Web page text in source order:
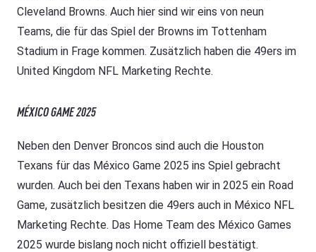
Cleveland Browns. Auch hier sind wir eins von neun
Teams, die für das Spiel der Browns im Tottenham
Stadium in Frage kommen. Zusätzlich haben die 49ers im
United Kingdom NFL Marketing Rechte.
MÉXICO GAME 2025
Neben den Denver Broncos sind auch die Houston
Texans für das México Game 2025 ins Spiel gebracht
wurden. Auch bei den Texans haben wir in 2025 ein Road
Game, zusätzlich besitzen die 49ers auch in México NFL
Marketing Rechte. Das Home Team des México Games
2025 wurde bislang noch nicht offiziell bestätigt.